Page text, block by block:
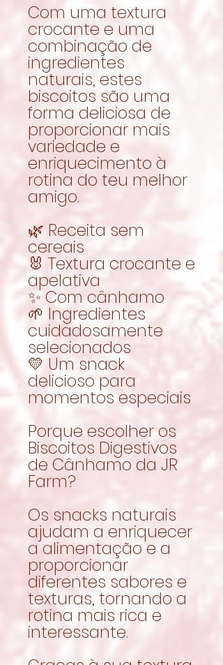
Com uma textura
crocante e uma
combinação de
ingredientes
naturais, estes
biscoitos são uma
forma deliciosa de
proporcionar mais
variedade e
enriquecimento à
rotina do teu melhor
amigo.
🌿 Receita sem
cereais
🐰 Textura crocante e
apelativa
✨ Com cânhamo
🌱 Ingredientes
cuidadosamente
selecionados
💛 Um snack
delicioso para
momentos especiais
Porque escolher os
Biscoitos Digestivos
de Cânhamo da JR
Farm?
Os snacks naturais
ajudam a enriquecer
a alimentação e a
proporcionar
diferentes sabores e
texturas, tornando a
rotina mais rica e
interessante.